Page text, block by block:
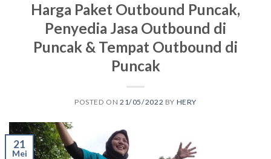
Harga Paket Outbound Puncak,
Penyedia Jasa Outbound di
Puncak & Tempat Outbound di
Puncak
POSTED ON21/05/2022 BY HERY
21
Mei